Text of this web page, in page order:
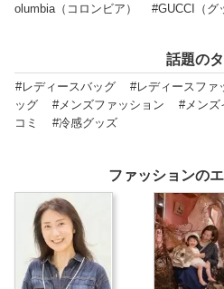
olumbia（コロンビア）
#GUCCI（グ
話題の
#レディースバッグ #レディースファ
ッグ
#メンズファッション #メンズ
コミ
#冷感グッズ
ファッションの